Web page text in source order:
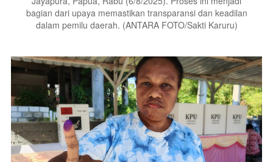
bagian dari upaya memastikan transparansi dan keadilan
dalam pemilu daerah. (ANTARA FOTO/Sakti Karuru)